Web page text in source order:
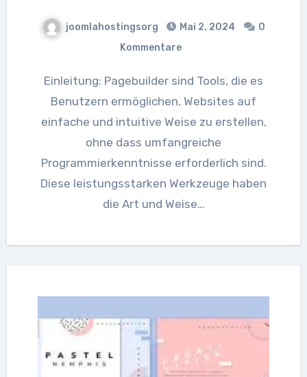
joomlahostingsorg Mai 2, 2024
0
Kommentare
Einleitung: Pagebuilder sind Tools, die es
Benutzern ermöglichen, Websites auf
einfache und intuitive Weise zu erstellen,
ohne dass umfangreiche
Programmierkenntnisse erforderlich sind.
Diese leistungsstarken Werkzeuge haben
die Art und Weise…